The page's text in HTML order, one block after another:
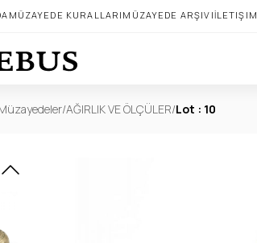
MÜZAYEDE KURALLARI MÜZAYEDE ARŞIVIİLETIŞIM
/AĞIRLIK VE ÖLÇÜLER/Lot : 10